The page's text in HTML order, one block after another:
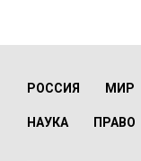
РОССИЯ МИР
НАУКА ПРАВО